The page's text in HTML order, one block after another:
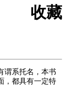
收藏
谓系托名，本书
，都具有一定特